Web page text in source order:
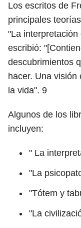
Los escritos de
principales
"La
escribió:
descubrimientos
hacer. Una
la vida". 9
Algunos de los
incluyen:
" La
"La
"Tótem y
"La